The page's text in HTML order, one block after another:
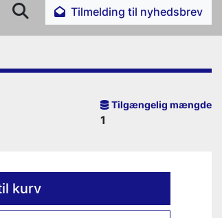
Søg Tilmelding til nyhedsbrev
Tilgængelig mængde
1
kurv